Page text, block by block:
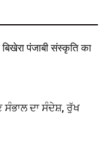
बिखेरा पंजाबी संस्कृति का
ਸੰਭਾਲ ਦਾ ਸੰਦੇਸ਼, ਰੁੱਖ